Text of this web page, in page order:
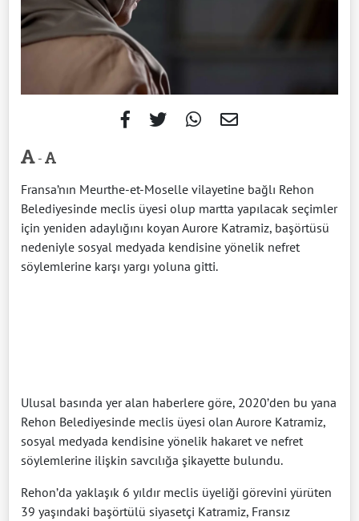
-
Fransa’nın Meurthe-et-Moselle vilayetine bağlı Rehon
Belediyesinde meclis üyesi olup martta yapılacak seçimler
için yeniden adaylığını koyan Aurore Katramiz, başörtüsü
nedeniyle sosyal medyada kendisine yönelik nefret
söylemlerine karşı yargı yoluna gitti.
Ulusal basında yer alan haberlere göre, 2020’den bu yana
Rehon Belediyesinde meclis üyesi olan Aurore Katramiz,
sosyal medyada kendisine yönelik hakaret ve nefret
söylemlerine ilişkin savcılığa şikayette bulundu.
Rehon’da yaklaşık 6 yıldır meclis üyeliği görevini yürüten
39 yaşındaki başörtülü siyasetçi Katramiz, Fransız